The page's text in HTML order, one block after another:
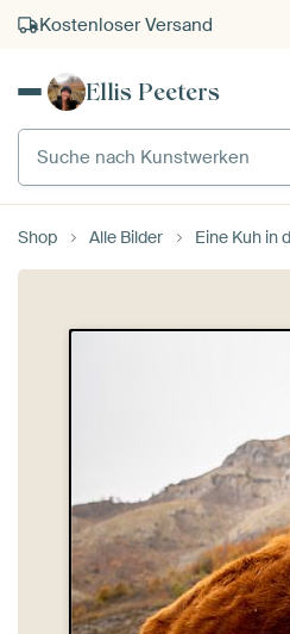
Kostenloser Versand
Kauf auf Rechnung
Ellis Peeters
Suche nach Kunstwerken
Shop Alle Bilder Eine Kuh in